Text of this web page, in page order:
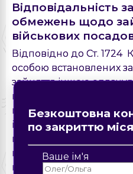
Форма
Відповідальність
обмежень щодо
військових
Відповідно до Ст.
особою встановлених
зайняття іншою
викладацької, наукової
медичної та
інструкторської
підприємницькою
накладення штрафу від
конфіскацією
сторінці?
Опис помилки
Безкоштовна
по закриттю
Ваше ім'я